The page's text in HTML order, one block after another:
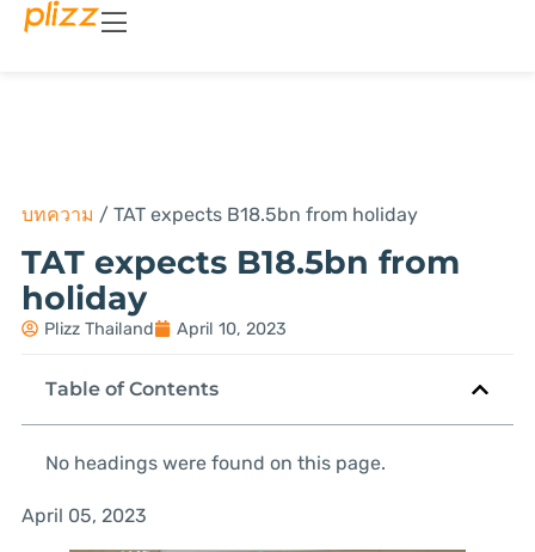
บทความ / TAT expects B18.5bn from holiday
TAT expects B18.5bn from
holiday
Plizz Thailand April 10, 2023
Table of Contents
No headings were found on this page.
April 05, 2023